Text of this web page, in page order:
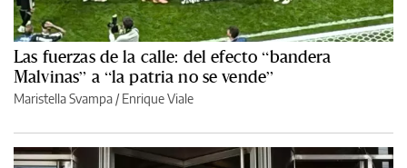
Las fuerzas de la calle: del efecto “bandera
Malvinas” a “la patria no se vende”
Maristella Svampa /Enrique Viale